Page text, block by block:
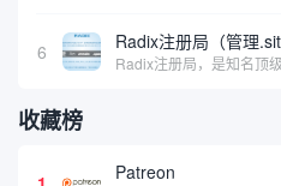
6
收藏榜
Patreon